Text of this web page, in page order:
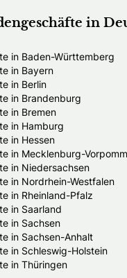
in
in Baden-Württemberg
in Bayern
in Berlin
in Brandenburg
in Bremen
in Hamburg
in Hessen
in Mecklenburg-
in Niedersachsen
in Nordrhein-Westfalen
in Rheinland-Pfalz
in Saarland
in Sachsen
in Sachsen-Anhalt
in Schleswig-Holstein
in Thüringen